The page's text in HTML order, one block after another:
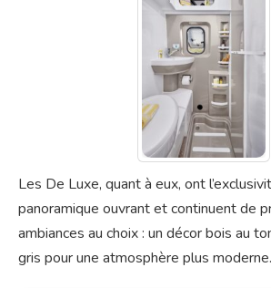
Les De Luxe, quant à eux, ont
panoramique ouvrant et continuent de
ambiances au choix : un décor bois au
gris pour une atmosphère plus moderne.